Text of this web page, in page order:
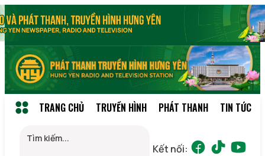
TRANG CHỦ TRUYỀN HÌNH PHÁT THANH TIN TỨC
Kết nối: